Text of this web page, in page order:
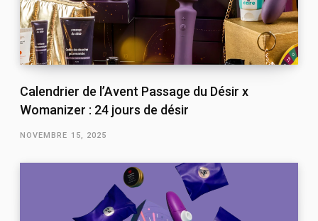
Calendrier de l’Avent Passage du Désir x
Womanizer : 24 jours de désir
NOVEMBRE 15, 2025